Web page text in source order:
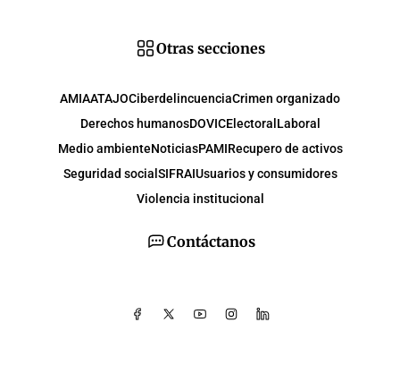
Contáctanos
Otras secciones
AMIAATAJOCiberdelincuenciaCrimen organizado
Derechos humanosDOVICElectoral Laboral
Medio ambienteNoticiasPAMIRecupero de activos
Seguridad social SIFRAIUsuarios y consumidores
Violencia institucional